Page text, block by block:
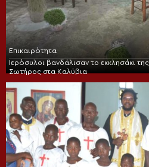
Επικαιρότητα
Ιερόσυλοι βανδάλισαν το εκκλησάκι
Σωτήρος στα Καλύβια